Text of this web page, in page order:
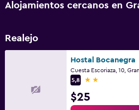
Accesibilidad
Estacionamiento accesible
Limpieza diaria
Cámaras CCTV en zonas comunes
Alojamientos cercanos en
Realejo
Hostal Bocanegra
5,8
2 estrellas
$25